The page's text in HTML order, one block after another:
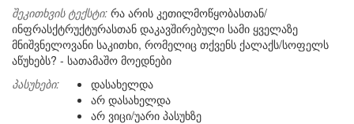
შეკითხვის ტექსტი: რა არის კეთილმოწყობასთან/
ინფრასქტრუქტურასთან დაკავშირებული სამი ყველაზე
მნიშვნელოვანი საკითხი, რომელიც თქვენს ქალაქს/სოფელს
აწუხებს? - სათამაშო მოედნები
პასუხები:
დასახელდა
არ დასახელდა
არ ვიცი/უარი პასუხზე